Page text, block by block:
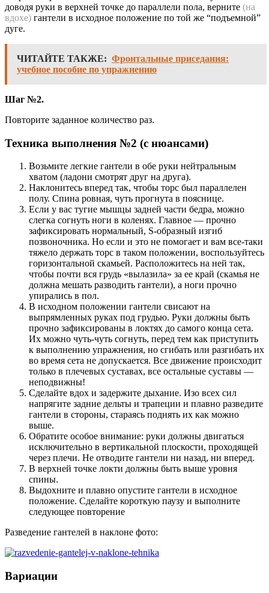
доводя руки в верхней точке до параллели пола, верните (на
вдохе) гантели в исходное положение по той же “подъемной”
дуге.
ЧИТАЙТЕ ТАКЖЕ: Фронтальные приседания:
учебное пособие по упражнению
Шаг №2.
Повторите заданное количество раз.
Техника выполнения №2 (с нюансами)
Возьмите легкие гантели в обе руки нейтральным
хватом (ладони смотрят друг на друга).
Наклонитесь вперед так, чтобы торс был параллелен
полу. Спина ровная, чуть прогнута в пояснице.
Если у вас тугие мышцы задней части бедра, можно
слегка согнуть ноги в коленях. Главное — прочно
зафиксировать нормальный, S-образный изгиб
позвоночника. Но если и это не помогает и вам все-таки
тяжело держать торс в таком положении, воспользуйтесь
горизонтальной скамьей. Расположитесь на ней так,
чтобы почти вся грудь «вылазила» за ее край (скамья не
должна мешать разводить гантели), а ноги прочно
упирались в пол.
В исходном положении гантели свисают на
выпрямленных руках под грудью. Руки должны быть
прочно зафиксированы в локтях до самого конца сета.
Их можно чуть-чуть согнуть, перед тем как приступить
к выполнению упражнения, но сгибать или разгибать их
во время сета не допускается. Все движение происходит
только в плечевых суставах, все остальные суставы —
неподвижны!
Сделайте вдох и задержите дыхание. Изо всех сил
напрягите задние дельты и трапеции и плавно разведите
гантели в стороны, стараясь поднять их как можно
выше.
Обратите особое внимание: руки должны двигаться
исключительно в вертикальной плоскости, проходящей
через плечи. Не отводите гантели ни назад, ни вперед.
В верхней точке локти должны быть выше уровня
спины.
Выдохните и плавно опустите гантели в исходное
положение. Сделайте короткую паузу и выполните
следующее повторение
Разведение гантелей в наклоне фото:
Вариации